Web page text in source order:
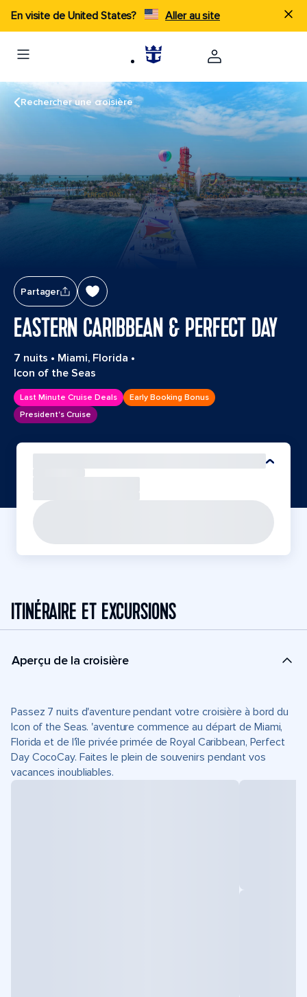
En visite de United States? Aller au site
Rechercher une croisière
Partager
EASTERN CARIBBEAN & PERFECT DAY
7 nuits • Miami, Florida •
Icon of the Seas
Last Minute Cruise Deals
Early Booking Bonus
President's Cruise
ITINÉRAIRE ET EXCURSIONS
Aperçu de la croisière
Passez 7 nuits d'aventure pendant votre croisière à bord du
Icon of the Seas. 'aventure commence au départ de Miami,
Florida et de l'île privée primée de Royal Caribbean, Perfect
Day CocoCay. Faites le plein de souvenirs pendant vos
vacances inoubliables.